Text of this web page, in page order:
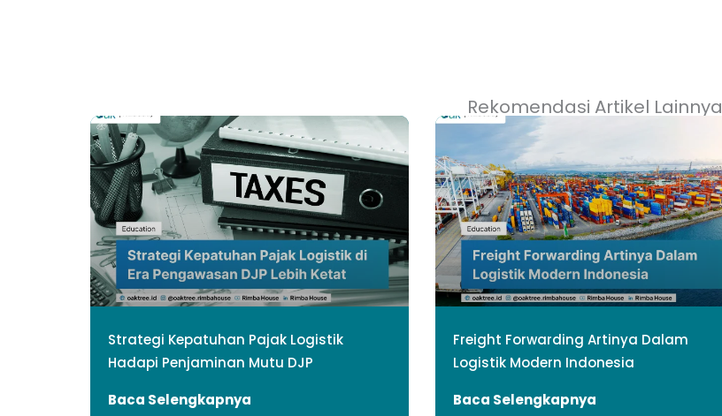
Rekomendasi Artikel Lainnya
Strategi Kepatuhan Pajak Logistik
Hadapi Penjaminan Mutu DJP
Baca Selengkapnya
Freight Forwarding Artinya Dalam
Logistik Modern Indonesia
Baca Selengkapnya